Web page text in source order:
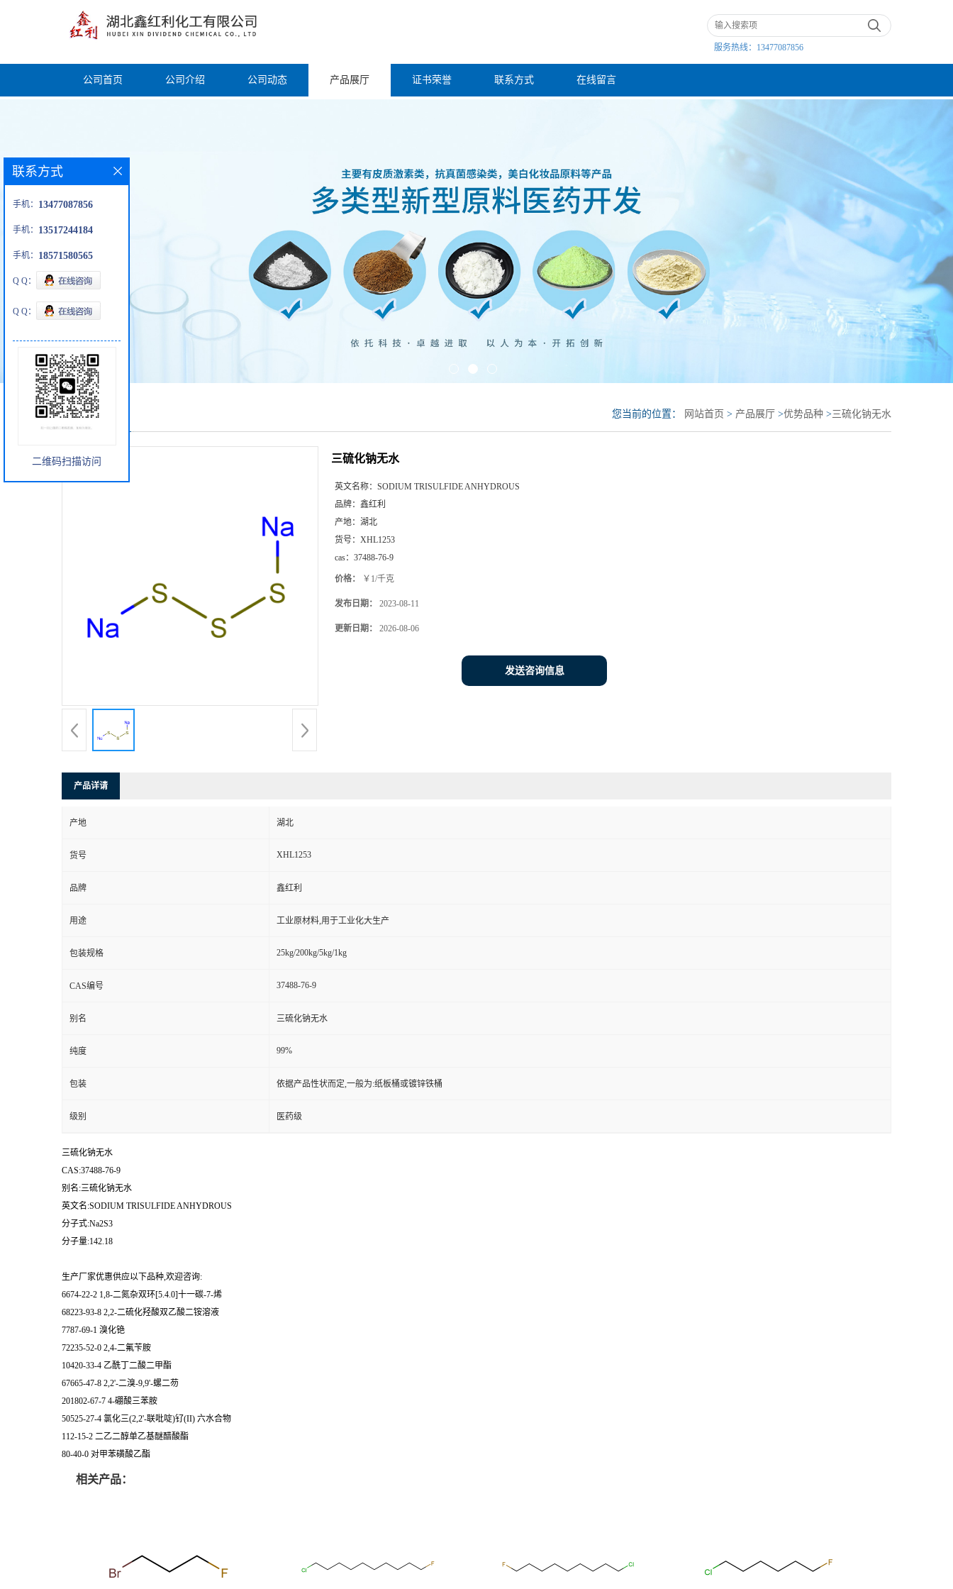
服务热线： 13477087856
公司首页 公司介绍 公司动态 产品展厅 证书荣誉 联系方式 在线留言
产品展厅 您当前的位置： 网站首页 > 产品展厅 >优势品种 >三硫化钠无水
三硫化钠无水
英文名称： SODIUM TRISULFIDE ANHYDROUS
品牌： 鑫红利
产地： 湖北
货号： XHL1253
cas： 37488-76-9
价格： ￥1/千克
发布日期： 2023-08-11
更新日期： 2026-08-06
发送咨询信息
产品详请
产地 湖北
货号 XHL1253
品牌 鑫红利
用途 工业原材料,用于工业化大生产
包装规格 25kg/200kg/5kg/1kg
CAS编号 37488-76-9
别名 三硫化钠无水
纯度 99%
包装 依据产品性状而定,一般为:纸板桶或镀锌铁桶
级别 医药级
三硫化钠无水
CAS:37488-76-9
别名:三硫化钠无水
英文名:SODIUM TRISULFIDE ANHYDROUS
分子式:Na2S3
分子量:142.18
生产厂家优惠供应以下品种,欢迎咨询:
6674-22-2 1,8-二氮杂双环[5.4.0]十一碳-7-烯
68223-93-8 2,2-二硫化羟酸双乙酸二铵溶液
7787-69-1 溴化铯
72235-52-0 2,4-二氟苄胺
10420-33-4 乙酰丁二酸二甲酯
67665-47-8 2,2'-二溴-9,9'-螺二芴
201802-67-7 4-硼酸三苯胺
50525-27-4 氯化三(2,2'-联吡啶)钌(II) 六水合物
112-15-2 二乙二醇单乙基醚醋酸酯
80-40-0 对甲苯磺酸乙酯
相关产品：
联系方式
手机： 13477087856
手机： 13517244184
手机： 18571580565
Q Q：
Q Q：
二维码扫描访问